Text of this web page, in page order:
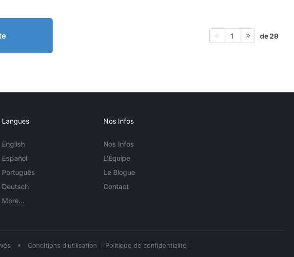
1 de 29
Langues
English
Español
Português
Deutsch
More...
Nos Infos
Nos Infos
L'Équipe
Le Blogue
Contact
• Conditions d'utilisation Politique de confidentialité